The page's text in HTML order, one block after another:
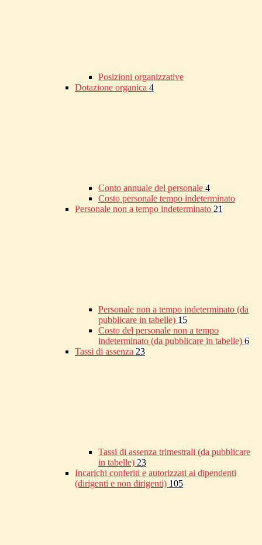
Posizioni organizzative
Dotazione organica 4
Conto annuale del personale 4
Costo personale tempo indeterminato
Personale non a tempo indeterminato 21
Personale non a tempo indeterminato (da
pubblicare in tabelle) 15
Costo del personale non a tempo
indeterminato (da pubblicare in tabelle) 6
Tassi di assenza 23
Tassi di assenza trimestrali (da pubblicare
in tabelle) 23
Incarichi conferiti e autorizzati ai dipendenti
(dirigenti e non dirigenti) 105